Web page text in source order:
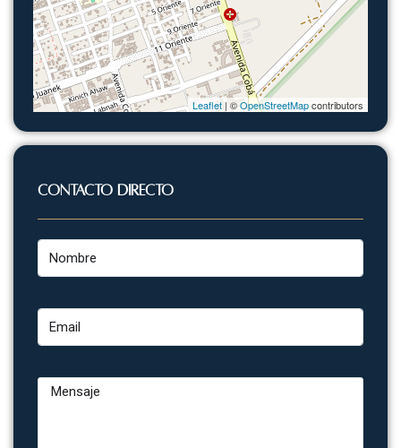
Leaflet | ©OpenStreetMapcontributors
Contacto Directo